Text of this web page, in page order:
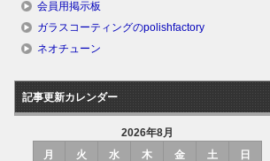
会員用掲示板
ガラスコーティングのpolishfactory
ネオチューン
記事更新カレンダー
2026年8月
月
火 水 木 金 土 日